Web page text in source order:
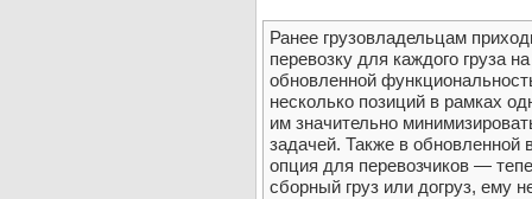
Ранее грузовладельцам
перевозку для каждого груза
обновленной
несколько позиций в рамках
им значительно
задачей. Также в обновленной
опция для перевозчиков —
сборный груз или догруз, ему